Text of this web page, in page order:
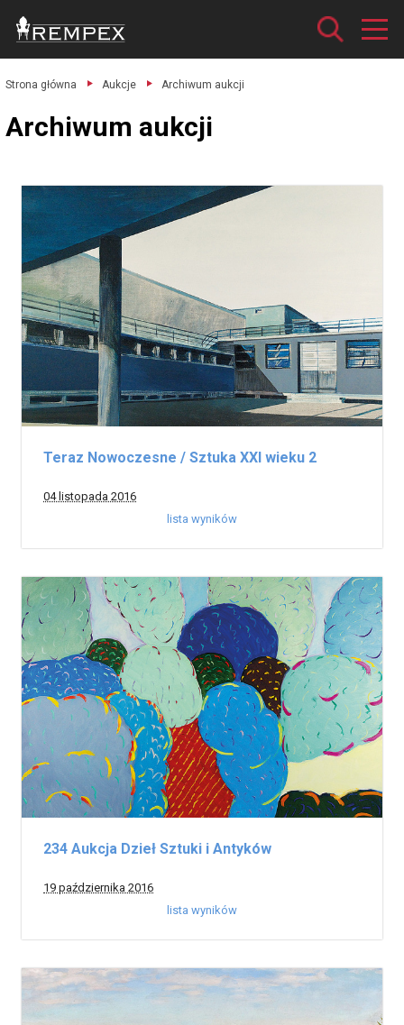
Strona główna Aukcje Archiwum aukcji
Archiwum aukcji
Teraz Nowoczesne / Sztuka XXI wieku 2
04 listopada 2016
lista wyników
234 Aukcja Dzieł Sztuki i Antyków
19 października 2016
lista wyników